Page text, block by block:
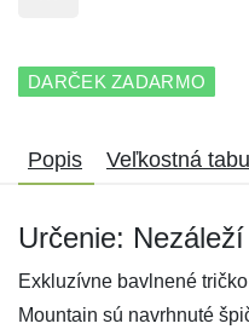
DARČEK ZADARMO
Popis Veľkostná
Určenie:
Exkluzívne bavlnené
Mountain sú navrhnuté